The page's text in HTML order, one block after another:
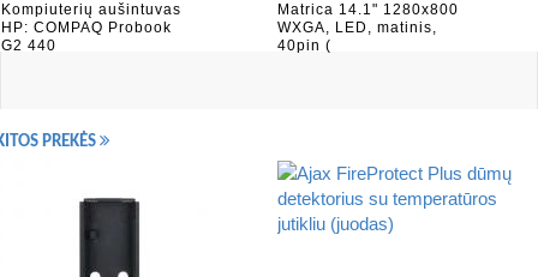
Kompiuterių aušintuvas
HP: COMPAQ Probook
G2 440
Matrica 14.1" 1280x800
WXGA, LED, matinis,
40pin (
PREKĖS